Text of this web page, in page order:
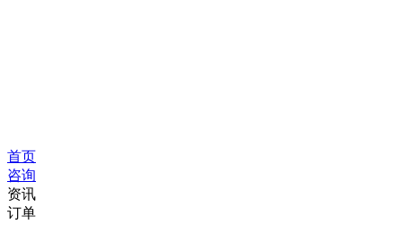
首页
咨询
资讯
订单